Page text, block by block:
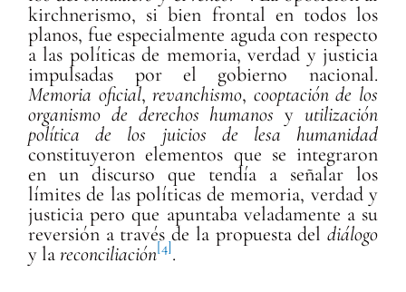
kirchnerismo, si bien frontal en todos los
planos, fue especialmente aguda con respecto
a las políticas de memoria, verdad y justicia
impulsadas por el gobierno nacional.
Memoria oficial,revanchismo, cooptación de los
organismo de derechos humanosy utilización
política de los juicios de lesa humanidad
constituyeron elementos que se integraron
en un discurso que tendía a señalar los
límites de las políticas de memoria, verdad y
justicia pero que apuntaba veladamente a su
reversión a través de la propuesta del diálogo
y lareconciliación[4] .